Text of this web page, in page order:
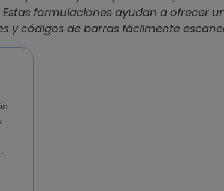
formulaciones ayudan a ofrecer
y códigos de barras fácilmente